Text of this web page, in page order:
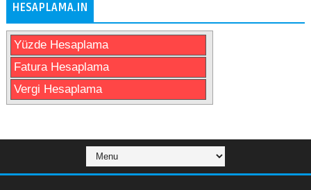
HESAPLAMA.IN
Yüzde Hesaplama
Fatura Hesaplama
Vergi Hesaplama